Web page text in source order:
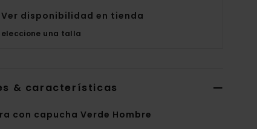
Ver disponibilidad en tienda
una talla
& características
con capucha Verde Hombre